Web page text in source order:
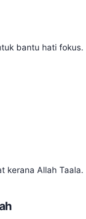
bantu hati
kerana Allah Taala.